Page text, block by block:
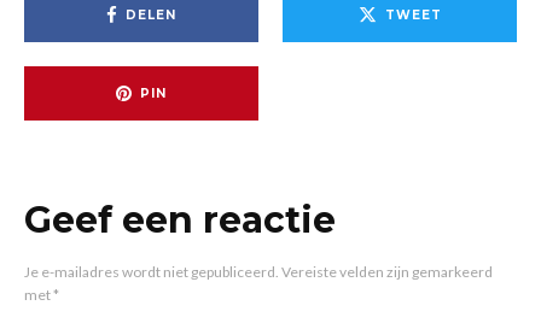
DELEN TWEET
PIN
Geef een reactie
Je e-mailadres wordt niet gepubliceerd. Vereiste velden zijn gemarkeerd
met*